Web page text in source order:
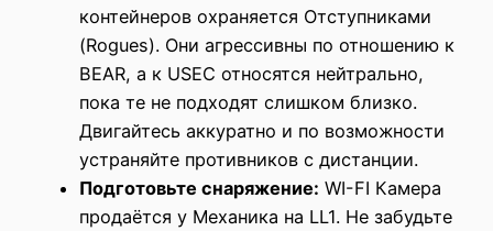
контейнеров охраняется Отступниками
(Rogues). Они агрессивны по отношению к
BEAR, а к USEC относятся нейтрально,
пока те не подходят слишком близко.
Двигайтесь аккуратно и по возможности
устраняйте противников с дистанции.
Подготовьте снаряжение: WI-FI Камера
продаётся у Механика на LL1. Не забудьте